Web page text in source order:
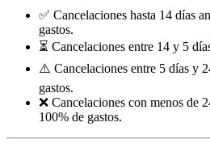
✅ Cancelaciones hasta 14 días
gastos.
⏳ Cancelaciones entre 14 y 5
⚠️ Cancelaciones entre 5 días y
gastos.
❌ Cancelaciones con menos de
100% de gastos.